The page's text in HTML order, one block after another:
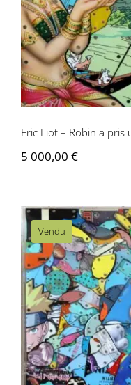
Contactez-nous
Eric Liot – Robin a pris
5 000,00 €
Vendu
Eric